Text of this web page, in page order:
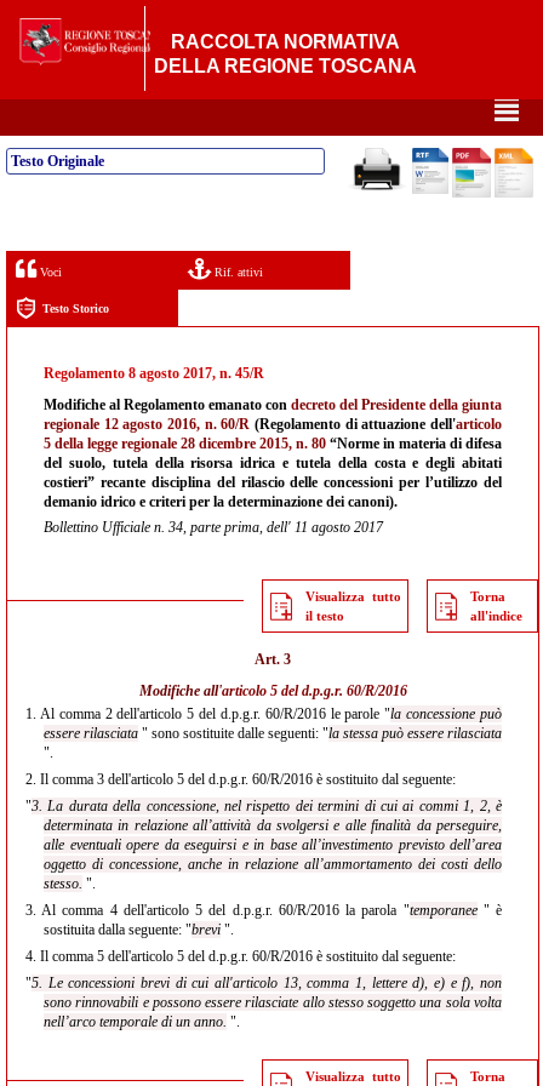
RACCOLTA NORMATIVA
DELLA REGIONE TOSCANA
²
Testo Originale
Voci Rif. attivi
Testo Storico
Regolamento 8 agosto 2017, n. 45/R
Modifiche al Regolamento emanato con decreto del Presidente della giunta
regionale 12 agosto 2016, n. 60/R (Regolamento di attuazione dell'articolo
5 della legge regionale 28 dicembre 2015, n. 80 “Norme in materia di difesa
del suolo, tutela della risorsa idrica e tutela della costa e degli abitati
costieri” recante disciplina del rilascio delle concessioni per l’utilizzo del
demanio idrico e criteri per la determinazione dei canoni).
Bollettino Ufficiale n. 34, parte prima, dell' 11 agosto 2017
Visualizza tutto
il testo
Torna
all'indice
Art. 3
Modifiche all'articolo 5 del d.p.g.r. 60/R/2016
1. Al comma 2 dell'articolo 5 del d.p.g.r. 60/R/2016 le parole "la concessione può
essere rilasciata " sono sostituite dalle seguenti: "la stessa può essere rilasciata
".
2. Il comma 3 dell'articolo 5 del d.p.g.r. 60/R/2016 è sostituito dal seguente:
"3. La durata della concessione, nel rispetto dei termini di cui ai commi 1, 2, è
determinata in relazione all’attività da svolgersi e alle finalità da perseguire,
alle eventuali opere da eseguirsi e in base all’investimento previsto dell’area
oggetto di concessione, anche in relazione all’ammortamento dei costi dello
stesso. ".
3. Al comma 4 dell'articolo 5 del d.p.g.r. 60/R/2016 la parola "temporanee" è
sostituita dalla seguente: "brevi ".
4. Il comma 5 dell'articolo 5 del d.p.g.r. 60/R/2016 è sostituito dal seguente:
"5. Le concessioni brevi di cui all'articolo 13, comma 1, lettere d), e) e f), non
sono rinnovabili e possono essere rilasciate allo stesso soggetto una sola volta
nell’arco temporale di un anno. ".
Visualizza tutto Torna